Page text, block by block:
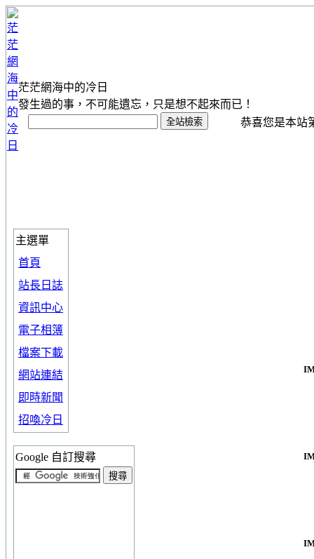
茫茫網海中的冷日
發生過的事，不可能遺忘，只是想不起來而已！
恭喜您是本站
主選單
首頁
站長日誌
資訊中心
電子相簿
檔案下載
網站連結
即時新聞
招喚冷日
Google 自訂搜尋